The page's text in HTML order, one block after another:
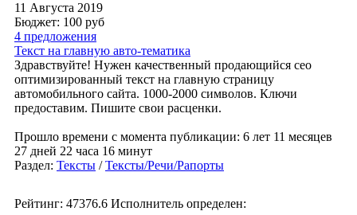
11 Августа 2019
Бюджет: 100 руб
4 предложения
Текст на главную авто-тематика
Здравствуйте! Нужен качественный продающийся сео
оптимизированный текст на главную страницу
автомобильного сайта. 1000-2000 символов. Ключи
предоставим. Пишите свои расценки.
Прошло времени с момента публикации: 6 лет 11 месяцев
27 дней 22 часа 16 минут
Раздел: Тексты /Тексты/Речи/Рапорты
Рейтинг: 47376.6 Исполнитель определен: